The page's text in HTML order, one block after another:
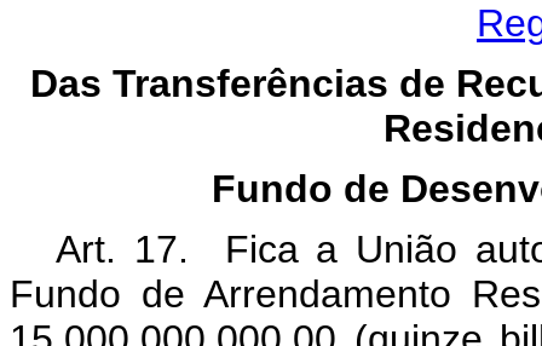
Das Transferências de
Fundo de
Art. 17. Fica a União
Fundo de Arrendamento